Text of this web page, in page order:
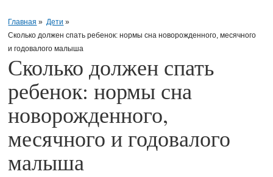
Главная » Дети »
Сколько должен спать ребенок: нормы сна новорожденного, месячного
и годовалого малыша
Сколько должен спать
ребенок: нормы сна
новорожденного,
месячного и годовалого
малыша